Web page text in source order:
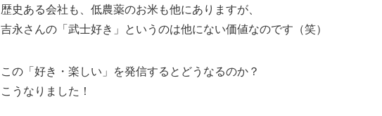
歴史ある会社も、低農薬のお米も他にありますが、
吉永さんの「武士好き」というのは他にない価値なのです（笑）
この「好き・楽しい」を発信するとどうなるのか？
こうなりました！